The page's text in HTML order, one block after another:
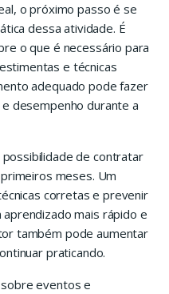
o próximo passo é se
dessa atividade. É
o que é necessário para
e técnicas
adequado pode fazer
desempenho durante a
de contratar
meses. Um
corretas e prevenir
mais rápido e
também pode aumentar
praticando.
eventos e